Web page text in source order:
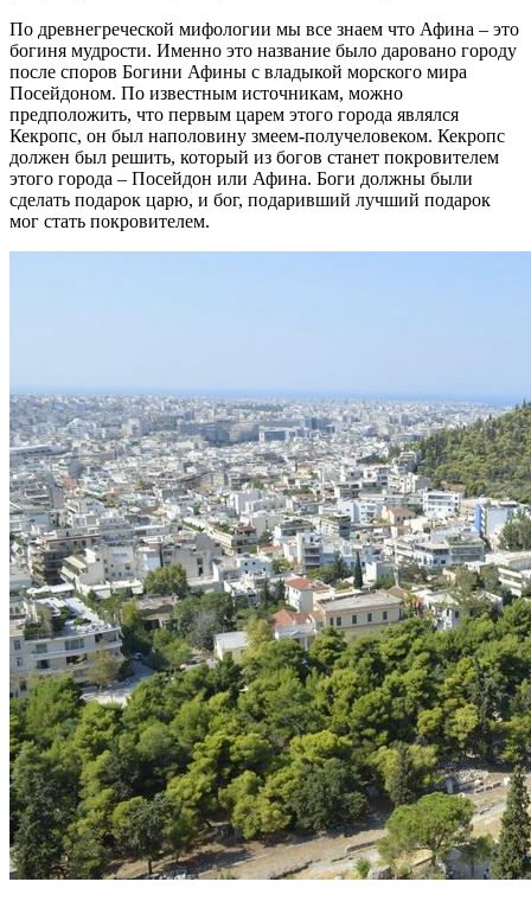
По древнегреческой мифологии мы все знаем что Афина – это
богиня мудрости. Именно это название было даровано городу
после споров Богини Афины с владыкой морского мира
Посейдоном. По известным источникам, можно
предположить, что первым царем этого города являлся
Кекропc, он был наполовину змеем-получеловеком. Кекропc
должен был решить, который из богов станет покровителем
этого города – Посейдон или Афина. Боги должны были
сделать подарок царю, и бог, подаривший лучший подарок
мог стать покровителем.